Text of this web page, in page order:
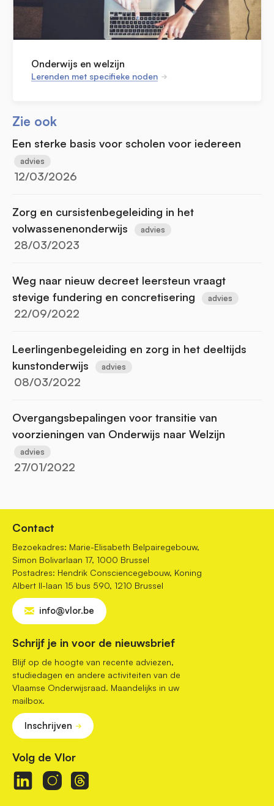
Onderwijs en welzijn
Lerenden met specifieke noden
Zie ook
Een sterke basis voor scholen voor iedereen
advies
12/03/2026
Zorg en cursistenbegeleiding in het
volwassenenonderwijs
advies
28/03/2023
Weg naar nieuw decreet leersteun vraagt
stevige fundering en concretisering
advies
22/09/2022
Leerlingenbegeleiding en zorg in het deeltijds
kunstonderwijs
advies
08/03/2022
Overgangsbepalingen voor transitie van
voorzieningen van Onderwijs naar Welzijn
advies
27/01/2022
Contact
Bezoekadres: Marie-Elisabeth Belpairegebouw,
Simon Bolivarlaan 17, 1000 Brussel
Postadres: Hendrik Consciencegebouw, Koning
Albert II-laan 15 bus 590, 1210 Brussel
info@vlor.be
Schrijf je in voor de nieuwsbrief
Blijf op de hoogte van recente adviezen,
studiedagen en andere activiteiten van de
Vlaamse Onderwijsraad. Maandelijks in uw
mailbox.
Inschrijven
Volg de Vlor